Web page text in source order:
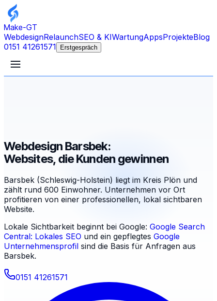
Make-GT
WebdesignRelaunchSEO & KIWartungAppsProjekteBlog
0151 41261571
Erstgespräch
Webdesign Barsbek:
Websites, die Kunden gewinnen
Barsbek (Schleswig-Holstein) liegt im Kreis Plön und
zählt rund 600 Einwohner. Unternehmen vor Ort
profitieren von einer professionellen, lokal sichtbaren
Website.
Lokale Sichtbarkeit beginnt bei Google: Google Search
Central: Lokales SEO und ein gepflegtes Google
Unternehmensprofil sind die Basis für Anfragen aus
Barsbek.
0151 41261571